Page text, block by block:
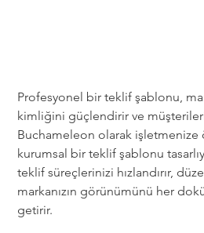
Profesyonel bir teklif şablonu,
kimliğini güçlendirir ve
Buchameleon olarak işletmenize
kurumsal bir teklif şablonu
teklif süreçlerinizi hızlandırır,
markanızın görünümünü her
getirir.